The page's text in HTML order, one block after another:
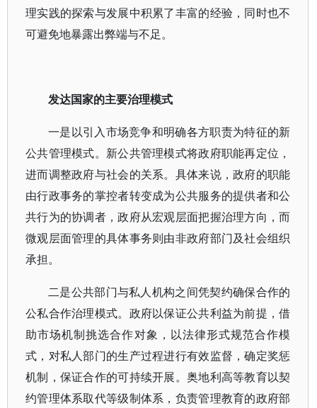
理实践的探索与发展中积累了丰富的经验，同时也不
可避免地暴露出弊端与不足。
发达国家的主要治理模式
一是以引入市场竞争和明确各方职责为特征的新
公共管理模式。新公共管理模式将政府职能再定位，
进而调整政府与社会的关系。具体来说，政府的职能
由行政事务的掌控者转变成为公共服务的提供者和公
共行为的协调者，政府从宏观层面把握治理方向，而
微观层面管理的具体事务则由非政府部门及社会组织
承担。
二是公共部门与私人机构之间凭契约确保合作的
公私合作治理模式。政府以保证公共利益为前提，借
助市场机制挑选合作对象，以法律形式规范合作模
式，对私人部门的生产过程进行有效监督，确定奖惩
机制，保证合作的可持续开展。奥地利高等教育以契
约管理体系取代等级制体系，负责管理教育的政府部